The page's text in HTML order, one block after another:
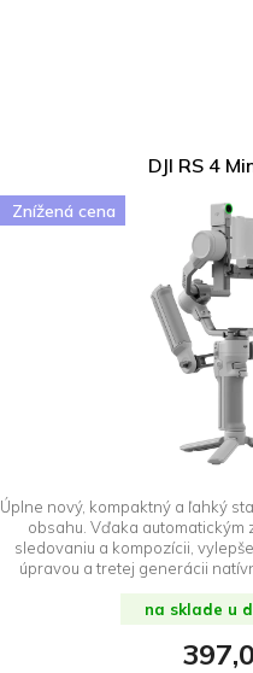
DJI RS 4
Znížená cena
Úplne nový, kompaktný a ľahký
obsahu. Vďaka automatickým
sledovaniu a kompozícii,
úpravou a tretej generácii
Ideálna voľba pre
profesionálov, ktorí chcú
úroveň. Rozšírená
na sklade u